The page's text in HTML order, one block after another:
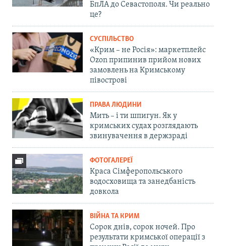
БпЛА до Севастополя. Чи реально
це?
СУСПІЛЬСТВО
«Крим – не Росія»: маркетплейс
Ozon припинив прийом нових
замовлень на Кримському
півострові
ПРАВА ЛЮДИНИ
Мить – і ти шпигун. Як у
кримських судах розглядають
звинувачення в держзраді
ФОТОГАЛЕРЕЇ
Краса Сімферопольського
водосховища та занедбаність
довкола
ВІЙНА ТА КРИМ
Сорок днів, сорок ночей. Про
результати кримської операції з